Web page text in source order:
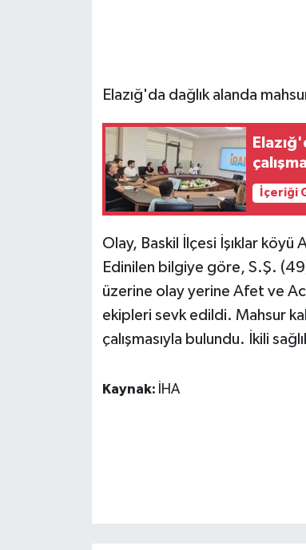
Elazığ'da dağlık alanda
İçeriği
Olay, Baskil İlçesi İşıklar
Edinilen bilgiye göre, S.Ş.
üzerine olay yerine Afet ve
ekipleri sevk edildi. Mahsur
çalışmasıyla bulundu. İkili
Kaynak: İHA
HABERDE İNSAN
İş Dünyası